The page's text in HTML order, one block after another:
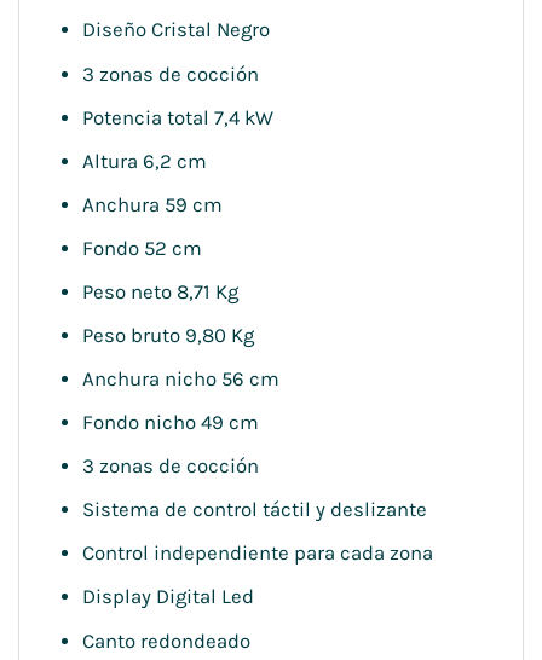
Diseño Cristal Negro
3 zonas de cocción
Potencia total 7,4 kW
Altura 6,2 cm
Anchura 59 cm
Fondo 52 cm
Peso neto 8,71 Kg
Peso bruto 9,80 Kg
Anchura nicho 56 cm
Fondo nicho 49 cm
3 zonas de cocción
Sistema de control táctil y deslizante
Control independiente para cada zona
Display Digital Led
Canto redondeado